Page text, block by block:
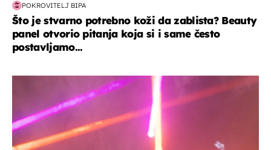
POKROVITELJ BIPA
Što je stvarno potrebno koži da zablista? Beauty
panel otvorio pitanja koja si i same često
postavljamo...